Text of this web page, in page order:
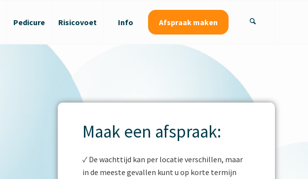
Pedicure Risicovoet Info Afspraak maken
Maak een afspraak:
✓ De wachttijd kan per locatie verschillen, maar
in de meeste gevallen kunt u op korte termijn